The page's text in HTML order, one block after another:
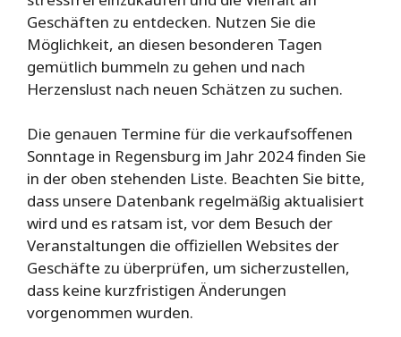
Geschäften zu entdecken. Nutzen Sie die
Möglichkeit, an diesen besonderen Tagen
gemütlich bummeln zu gehen und nach
Herzenslust nach neuen Schätzen zu suchen.
Die genauen Termine für die verkaufsoffenen
Sonntage in Regensburg im Jahr 2024 finden Sie
in der oben stehenden Liste. Beachten Sie bitte,
dass unsere Datenbank regelmäßig aktualisiert
wird und es ratsam ist, vor dem Besuch der
Veranstaltungen die offiziellen Websites der
Geschäfte zu überprüfen, um sicherzustellen,
dass keine kurzfristigen Änderungen
vorgenommen wurden.